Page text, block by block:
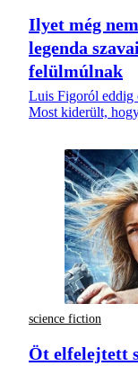
Ilyet még
legenda
felülmúlnak
Luis Figoról eddig
Most kiderült,
science fiction
Öt elfelejtett